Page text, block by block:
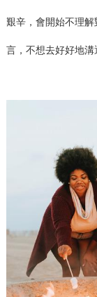
艱辛，會開始不理
言，不想去好好地溝